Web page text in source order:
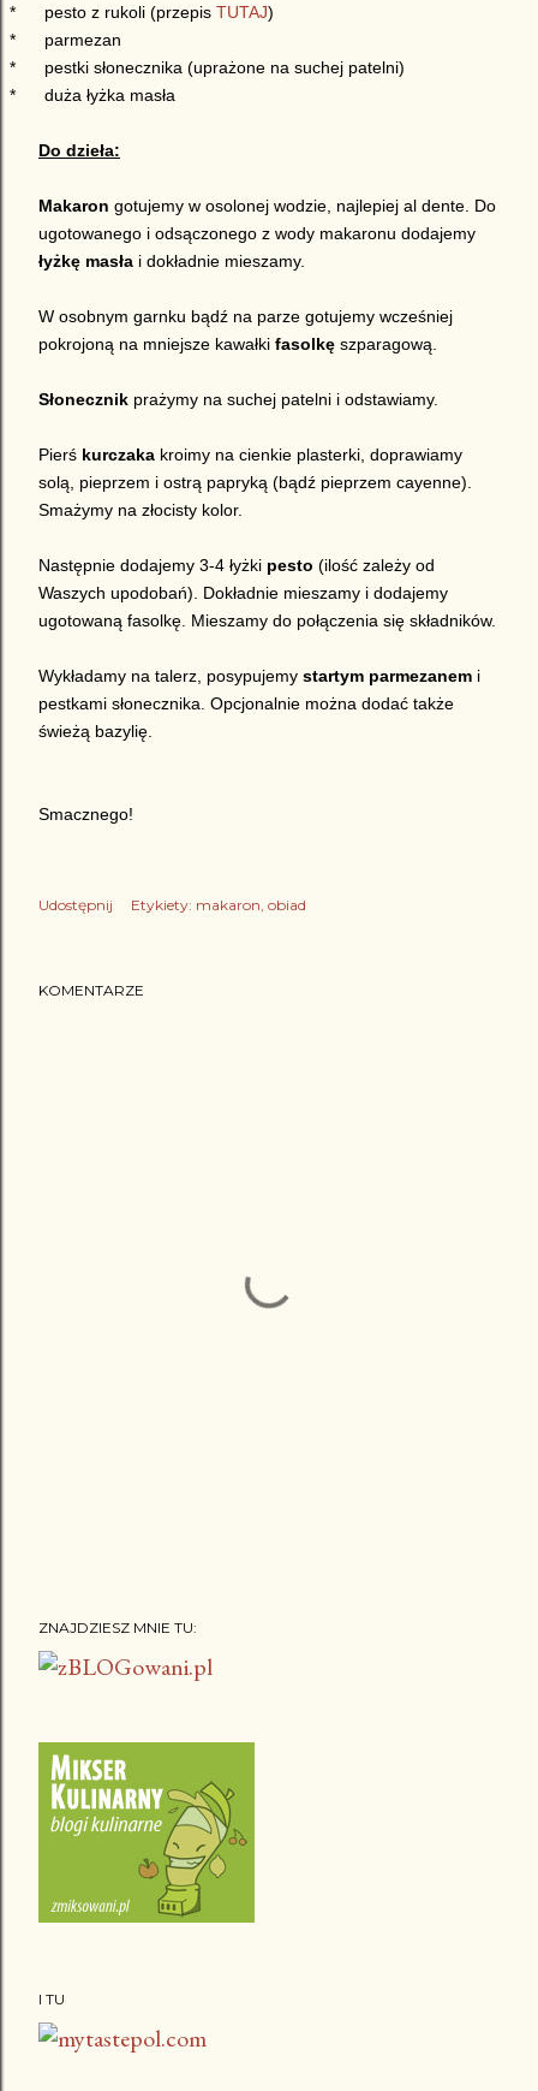
*
pesto z rukoli (przepis TUTAJ)
*
parmezan
*
pestki słonecznika (uprażone na suchej patelni)
*
duża łyżka masła
Do dzieła:
Makaron gotujemy w osolonej wodzie, najlepiej al dente. Do
ugotowanego i odsączonego z wody makaronu dodajemy
łyżkę masła i dokładnie mieszamy.
W osobnym garnku bądź na parze gotujemy wcześniej
pokrojoną na mniejsze kawałki fasolkę szparagową.
Słonecznik prażymy na suchej patelni i odstawiamy.
Pierś kurczaka kroimy na cienkie plasterki, doprawiamy
solą, pieprzem i ostrą papryką (bądź pieprzem cayenne).
Smażymy na złocisty kolor.
Następnie dodajemy 3-4 łyżki pesto (ilość zależy od
Waszych upodobań). Dokładnie mieszamy i dodajemy
ugotowaną fasolkę. Mieszamy do połączenia się składników.
Wykładamy na talerz, posypujemy startym parmezanem i
pestkami słonecznika. Opcjonalnie można dodać także
świeżą bazylię.
Smacznego!
Udostępnij Etykiety: makaron obiad
KOMENTARZE
ZNAJDZIESZ MNIE TU:
I TU